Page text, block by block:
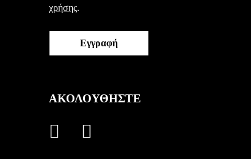
χρήσης.
Εγγραφή
ΑΚΟΛΟΥΘΗΣΤΕ